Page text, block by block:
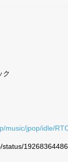
ク
music/jpop/idle/